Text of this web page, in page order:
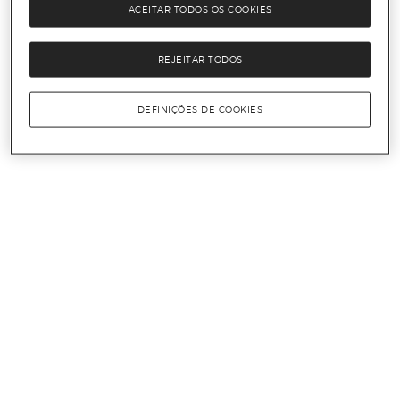
REJEITAR TODOS
ACEITAR TODOS OS COOKIES
DEFINIÇÕES DE COOKIES